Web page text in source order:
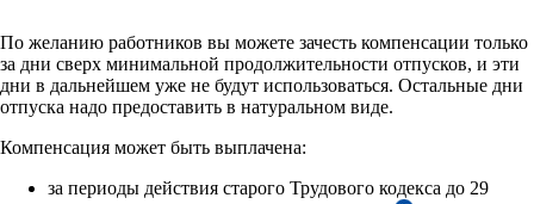
По желанию работников вы можете зачесть компенсации только
за дни сверх минимальной продолжительности отпусков, и эти
дни в дальнейшем уже не будут использоваться. Остальные дни
отпуска надо предоставить в натуральном виде.
Компенсация может быть выплачена:
за периоды действия старого Трудового кодекса до 29